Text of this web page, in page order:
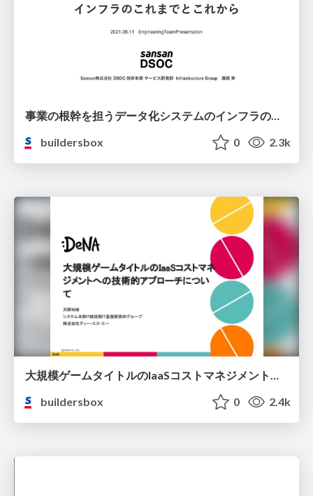
buildersbox
0 2.3k
大規模ゲームタイトルのIaaSコストマネジメントへの技術アプローチについて / A technical approach to IaaS cost management for large-scale game titles
buildersbox
0 2.4k